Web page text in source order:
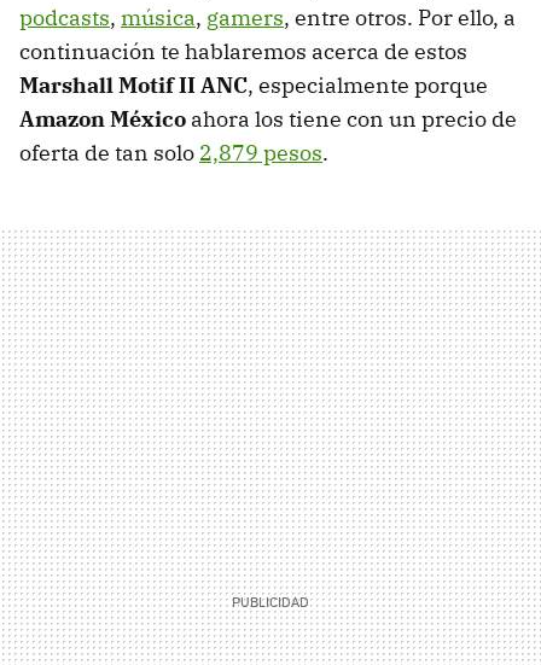
podcasts, música, gamers, entre otros. Por ello, a
continuación te hablaremos acerca de estos
Marshall Motif II ANC, especialmente porque
Amazon México ahora los tiene con un precio de
oferta de tan solo 2,879 pesos.